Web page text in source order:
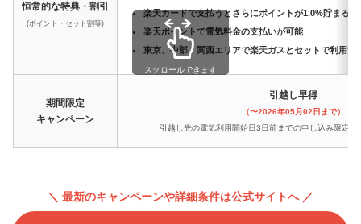
恒常的な特典・割引
(ポイント・セット割等)
楽天カードで支払うとさらにポイントが1.0%貯まる
楽天ポイントで電気料金の支払いが可能
東京、中部、関西エリアで楽天ガスとセットで利用す
期間限定
キャンペーン
引越し早得
（〜2026年05月02日まで）
引越し先の電気利用開始日3日前までの申し込み限定
スクロールできます
＼ 最新のキャンペーンや詳細条件は公式サイトへ ／